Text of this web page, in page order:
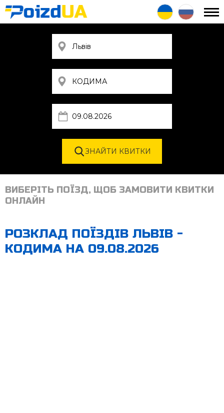
ВИБЕРІТЬ ПОЇЗД, ЩОБ ЗАМОВИТИ КВИТКИ
ОНЛАЙН
РОЗКЛАД ПОЇЗДІВ ЛЬВІВ -
КОДИМА НА 09.08.2026